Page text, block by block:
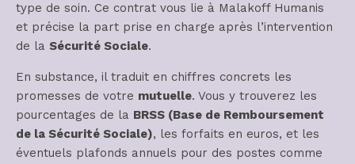
type de soin. Ce contrat vous lie à Malakoff Humanis
et précise la part prise en charge après l’intervention
de la Sécurité Sociale.
En substance, il traduit en chiffres concrets les
promesses de votre mutuelle. Vous y trouverez les
pourcentages de la BRSS (Base de Remboursement
de la Sécurité Sociale), les forfaits en euros, et les
éventuels plafonds annuels pour des postes comme